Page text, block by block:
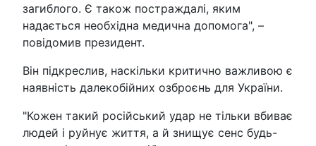
загиблого. Є також постраждалі, яким
надається необхідна медична допомога", –
повідомив президент.
Він підкреслив, наскільки критично важливою є
наявність далекобійних озброєнь для України.
"Кожен такий російський удар не тільки вбиває
людей і руйнує життя, а й знищує сенс будь-